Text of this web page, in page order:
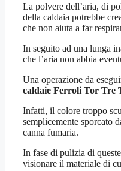
La polvere dell’aria, di
della caldaia potrebbe
che non aiuta a far
In seguito ad una lunga
che l’aria non abbia
Una operazione da
caldaie Ferroli Tor Tre
Infatti, il colore troppo
semplicemente sporcato
canna fumaria.
In fase di pulizia di
visionare il materiale di